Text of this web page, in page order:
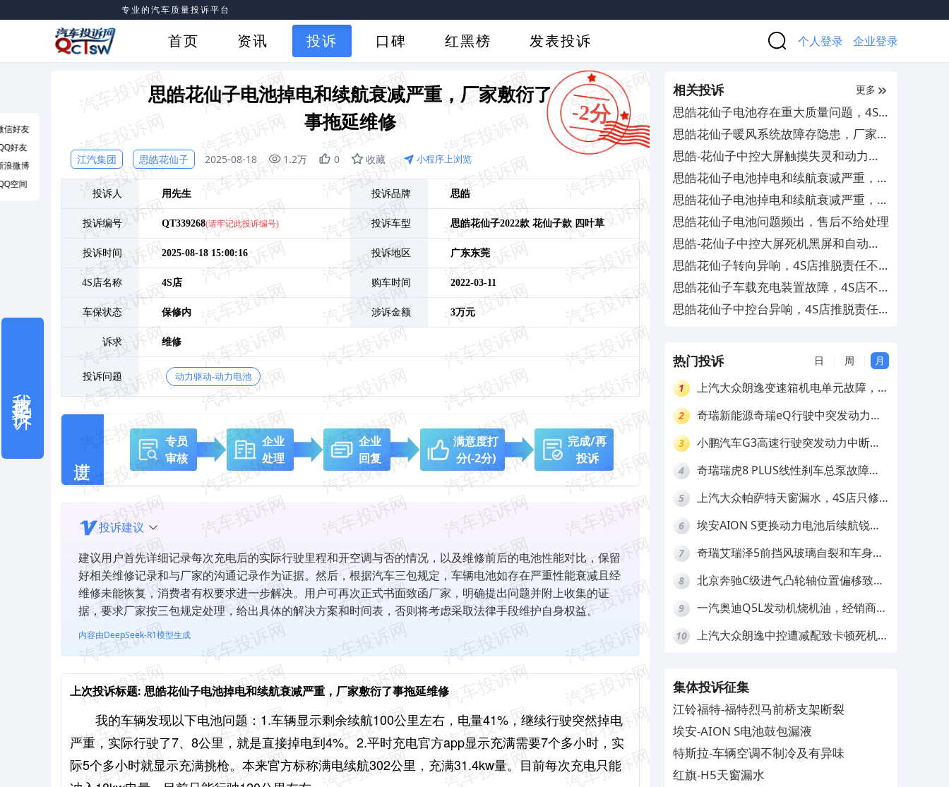
专业的汽车质量投诉平台
首页 资讯 投诉 口碑 红黑榜 发表投诉 个人登录 企业登录
-2分
思皓花仙子电池掉电和续航衰减严重，厂家敷衍了
事拖延维修
江汽集团 思皓花仙子 2025-08-18 1.2万 0 收藏 小程序上浏览
投诉人 用先生 投诉品牌 思皓
投诉编号 QT339268(请牢记此投诉编号) 投诉车型 思皓花仙子2022款 花仙子款 四叶草
投诉时间 2025-08-18 15:00:16 投诉地区 广东东莞
4S店名称 4S店 购车时间 2022-03-11
车保状态 保修内 涉诉金额 3万元
诉求 维修
投诉问题 动力驱动-动力电池
专员
审核
企业
处理
企业
回复
满意度打
分(-2分)
完成/再
投诉
投诉建议
建议用户首先详细记录每次充电后的实际行驶里程和开空调与否的情况，以及维修前后的电池性能对比，保留
好相关维修记录和与厂家的沟通记录作为证据。然后，根据汽车三包规定，车辆电池如存在严重性能衰减且经
维修未能恢复，消费者有权要求进一步解决。用户可再次正式书面致函厂家，明确提出问题并附上收集的证
据，要求厂家按三包规定处理，给出具体的解决方案和时间表，否则将考虑采取法律手段维护自身权益。
内容由DeepSeek-R1模型生成
上次投诉标题: 思皓花仙子电池掉电和续航衰减严重，厂家敷衍了事拖延维修
我的车辆发现以下电池问题： 1.车辆显示剩余续航100公里左右，电量41%，继续行驶突然掉电
严重，实际行驶了7、8公里，就是直接掉电到4%。 2.平时充电官方app显示充满需要7个多小时，实
际5个多小时就显示充满挑枪。本来官方标称满电续航302公里，充满31.4kw量。目前每次充电只能
相关投诉 更多
思皓花仙子电池存在重大质量问题，4S
店拖延冷处理
思皓花仙子暖风系统故障存隐患，厂家推
诿不担责
思皓-花仙子中控大屏触摸失灵和动力电
池损坏
思皓花仙子电池掉电和续航衰减严重，厂
家敷衍了事拖延维修
思皓花仙子电池掉电和续航衰减严重，厂
家敷衍了事拖延维修
思皓花仙子电池问题频出，售后不给处理
思皓-花仙子中控大屏死机黑屏和自动重
启
思皓花仙子转向异响，4S店推脱责任不
给处理
思皓花仙子车载充电装置故障，4S店不
予保修
思皓花仙子中控台异响，4S店推脱责任
热门投诉 日 周 月
1
上汽大众朗逸变速箱机电单元故障，厂
2
奇瑞新能源奇瑞eQ行驶中突发动力受
拒绝三电质保
3
小鹏汽车G3高速行驶突发动力中断，
4
奇瑞瑞虎8 PLUS线性刹车总泵故障，
5
上汽大众帕萨特天窗漏水，4S店只修
6
埃安AION S更换动力电池后续航锐
7
奇瑞艾瑞泽5前挡风玻璃自裂和车身多
8
北京奔驰C级进气凸轮轴位置偏移致发
9
一汽奥迪Q5L发动机烧机油，经销商推
10
上汽大众朗逸中控遭减配致卡顿死机，
集体投诉征集
江铃福特-福特烈马前桥支架断裂
埃安-AION S电池鼓包漏液
特斯拉-车辆空调不制冷及有异味
红旗-H5天窗漏水
信好友
好友
浪微博
空间